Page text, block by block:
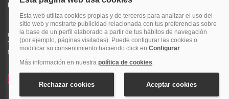
Información Legal sobre Mercados en Línea
Quehoteles.com - Especialistas en hoteles © Copyright Veturis Travel S.A.
Todos los derechos reservados. Autorización nº I-AV0000879.4 Tel: +34
915759999